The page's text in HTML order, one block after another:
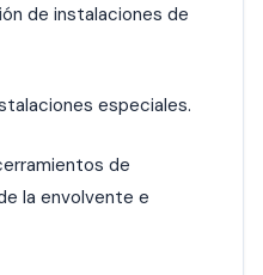
de instalaciones de
especiales.
de
la envolvente e